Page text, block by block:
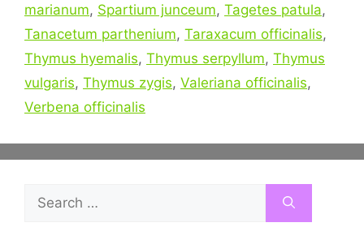
marianum, Spartium junceum, Tagetes patula,
Tanacetum parthenium, Taraxacum officinalis,
Thymus hyemalis, Thymus serpyllum, Thymus
vulgaris, Thymus zygis, Valeriana officinalis,
Verbena officinalis
for: